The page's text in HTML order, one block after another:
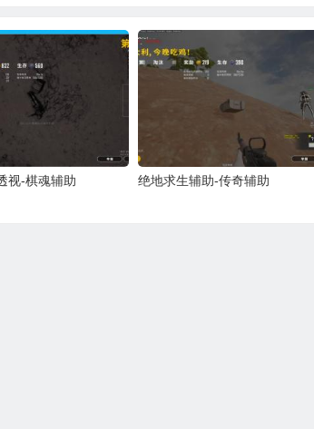
视-棋魂辅助 绝地求生辅助-传奇辅助